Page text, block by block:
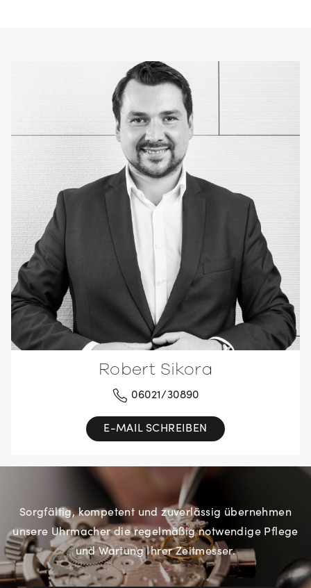
Robert Sikora
06021/30890
E-MAIL SCHREIBEN
Sorgfältig, kompetent und zuverlässig übernehmen
unsere Uhrmacher die regelmäßig notwendige Pflege
und Wartung Ihrer Zeitmesser.